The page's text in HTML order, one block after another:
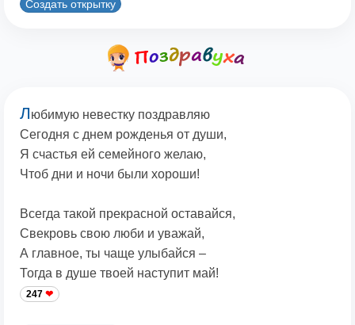
Создать открытку
Любимую невестку поздравляю
Сегодня с днем рожденья от души,
Я счастья ей семейного желаю,
Чтоб дни и ночи были хороши!
Всегда такой прекрасной оставайся,
Свекровь свою люби и уважай,
А главное, ты чаще улыбайся –
Тогда в душе твоей наступит май!
247